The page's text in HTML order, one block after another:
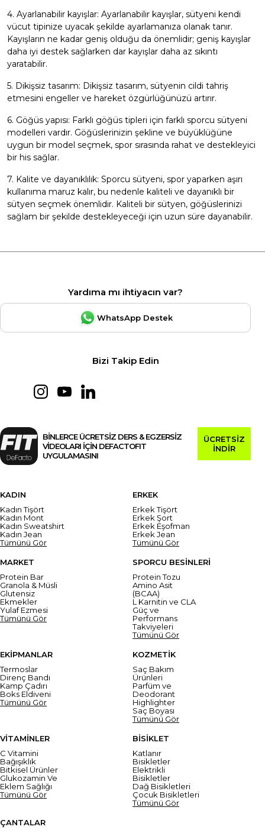
4. Ayarlanabilir kayışlar: Ayarlanabilir kayışlar, sütyeni kendi
vücut tipinize uyacak şekilde ayarlamanıza olanak tanır.
Kayışların ne kadar geniş olduğu da önemlidir; geniş kayışlar
daha iyi destek sağlarken dar kayışlar daha az sıkıntı
yaratabilir.
5. Dikişsiz tasarım: Dikişsiz tasarım, sütyenin cildi tahriş
etmesini engeller ve hareket özgürlüğünüzü artırır.
6. Göğüs yapısı: Farklı göğüs tipleri için farklı sporcu sütyeni
modelleri vardır. Göğüslerinizin şekline ve büyüklüğüne
uygun bir model seçmek, spor sırasında rahat ve destekleyici
bir his sağlar.
7. Kalite ve dayanıklılık: Sporcu sütyeni, spor yaparken aşırı
kullanıma maruz kalır, bu nedenle kaliteli ve dayanıklı bir
sütyen seçmek önemlidir. Kaliteli bir sütyen, göğüslerinizi
sağlam bir şekilde destekleyeceği için uzun süre dayanabilir.
Yardıma mı ihtiyacın var?
WhatsApp Destek
Bizi Takip Edin
BİNLERCE ÜCRETSİZ DERS & EGZERSİZ
VİDEOLARI İÇİN DEFACTOFIT
UYGULAMASINI
ÜCRETSİZ
İNDİR
KADIN
Kadın Tişört
Kadın Mont
Kadın Sweatshirt
Kadın Jean
Tümünü Gör
ERKEK
Erkek Tişört
Erkek Şort
Erkek Eşofman
Erkek Jean
Tümünü Gör
MARKET
Protein Bar
Granola & Müsli
Glutensiz
Ekmekler
Yulaf Ezmesi
Tümünü Gör
SPORCU BESİNLERİ
Protein Tozu
Amino Asit
(BCAA)
L Karnitin ve CLA
Güç ve
Performans
Takviyeleri
Tümünü Gör
EKİPMANLAR
Termoslar
Direnç Bandı
Kamp Çadırı
Boks Eldiveni
Tümünü Gör
KOZMETİK
Saç Bakım
Ürünleri
Parfüm ve
Deodorant
Highlighter
Saç Boyası
Tümünü Gör
VİTAMİNLER
C Vitamini
Bağışıklık
Bitkisel Ürünler
Glukozamin Ve
Eklem Sağlığı
Tümünü Gör
BİSİKLET
Katlanır
Bisikletler
Elektrikli
Bisikletler
Dağ Bisikletleri
Çocuk Bisikletleri
Tümünü Gör
ÇANTALAR